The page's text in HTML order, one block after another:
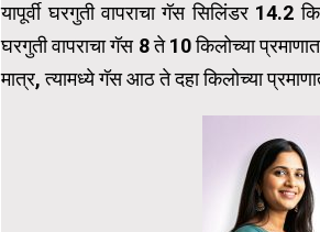
यापूर्वी घरगुती वापराचा गॅस सिलिंडर 14.2
घरगुती वापराचा गॅस 8 ते 10 किलोच्या
मात्र, त्यामध्ये गॅस आठ ते दहा किलोच्या